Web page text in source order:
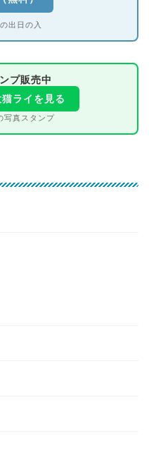
出日の入
プ販売中
ライを見る
写真スタンプ